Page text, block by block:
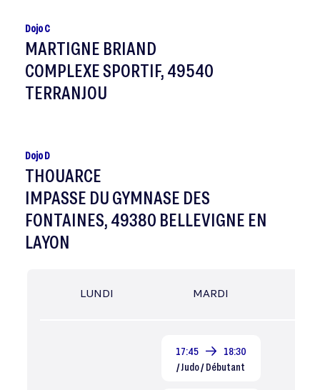
Dojo C
MARTIGNE BRIAND
COMPLEXE SPORTIF, 49540
TERRANJOU
Dojo D
THOUARCE
IMPASSE DU GYMNASE DES
FONTAINES, 49380 BELLEVIGNE EN
LAYON
LUNDI MARDI
17:45
18:30
/ Judo / Débutant